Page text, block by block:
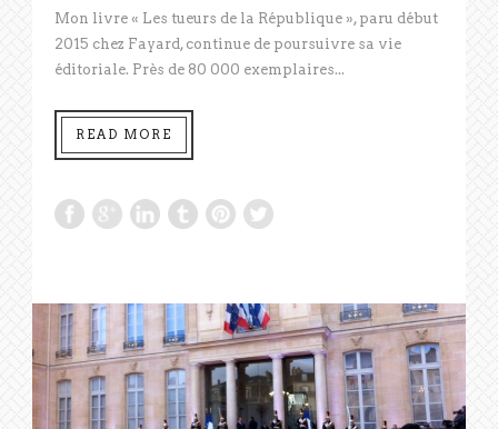
Mon livre « Les tueurs de la République », paru début
2015 chez Fayard, continue de poursuivre sa vie
éditoriale. Près de 80 000 exemplaires...
READ MORE